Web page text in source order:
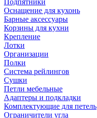
Подпятники
Оснащение для кухонь
Барные аксессуары
Корзины для кухни
Крепление
Лотки
Организации
Полки
Система рейлингов
Сушки
Петли мебельные
Адаптеры и подкладки
Комплектующие для петель
Ограничители угла